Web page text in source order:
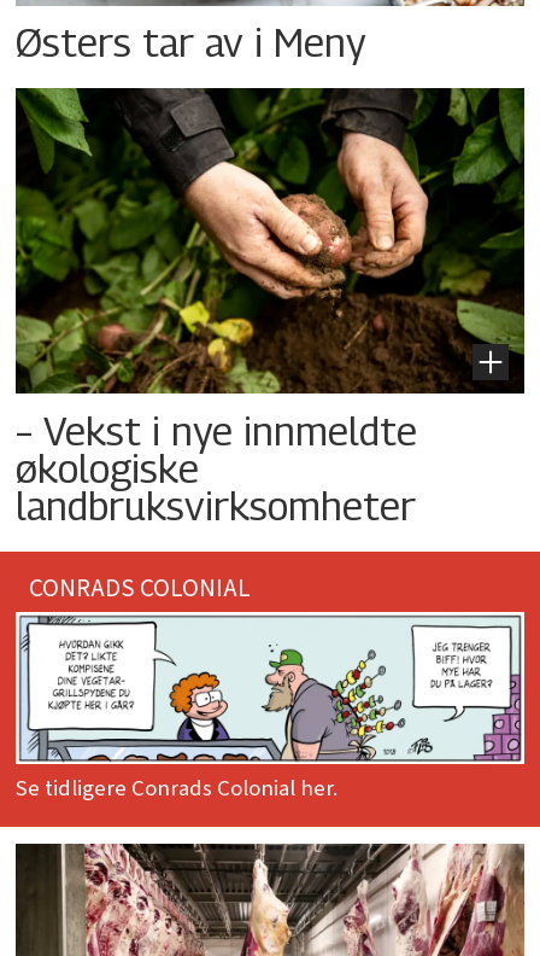
Østers tar av i Meny
– Vekst i nye innmeldte
økologiske
landbruksvirksomheter
CONRADS COLONIAL
Se tidligere Conrads Colonial her.